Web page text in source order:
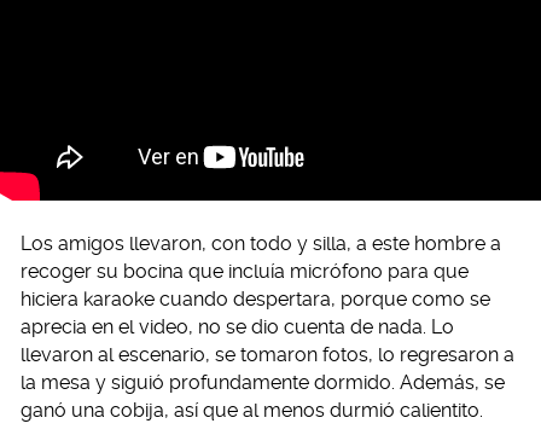
Los amigos llevaron, con todo y silla, a este hombre a
recoger su bocina que incluía micrófono para que
hiciera karaoke cuando despertara, porque como se
aprecia en el video, no se dio cuenta de nada. Lo
llevaron al escenario, se tomaron fotos, lo regresaron a
la mesa y siguió profundamente dormido. Además, se
ganó una cobija, así que al menos durmió calientito.